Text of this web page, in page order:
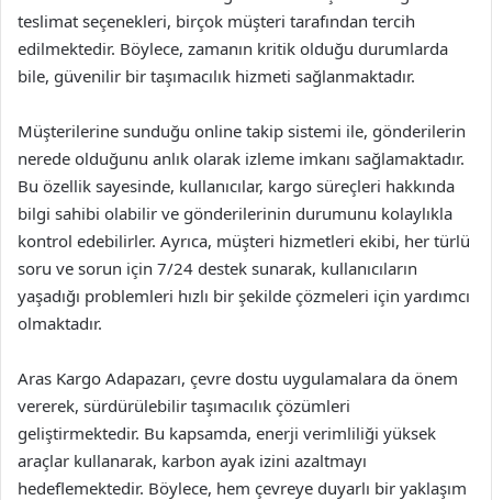
teslimat seçenekleri, birçok müşteri tarafından tercih
edilmektedir. Böylece, zamanın kritik olduğu durumlarda
bile, güvenilir bir taşımacılık hizmeti sağlanmaktadır.
Müşterilerine sunduğu online takip sistemi ile, gönderilerin
nerede olduğunu anlık olarak izleme imkanı sağlamaktadır.
Bu özellik sayesinde, kullanıcılar, kargo süreçleri hakkında
bilgi sahibi olabilir ve gönderilerinin durumunu kolaylıkla
kontrol edebilirler. Ayrıca, müşteri hizmetleri ekibi, her türlü
soru ve sorun için 7/24 destek sunarak, kullanıcıların
yaşadığı problemleri hızlı bir şekilde çözmeleri için yardımcı
olmaktadır.
Aras Kargo Adapazarı, çevre dostu uygulamalara da önem
vererek, sürdürülebilir taşımacılık çözümleri
geliştirmektedir. Bu kapsamda, enerji verimliliği yüksek
araçlar kullanarak, karbon ayak izini azaltmayı
hedeflemektedir. Böylece, hem çevreye duyarlı bir yaklaşım